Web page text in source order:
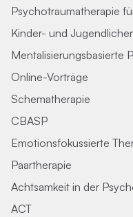
Psychotraumatherapie
Kinder- und
Mentalisierungsbasierte
Online-Vorträge
Schematherapie
CBASP
Emotionsfokussierte
Paartherapie
Achtsamkeit in der
ACT